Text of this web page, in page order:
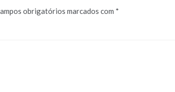
obrigatórios marcados com *